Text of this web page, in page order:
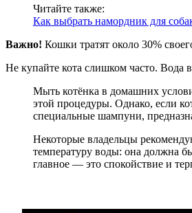
Читайте также:
Как выбрать намордник для
Важно! Кошки тратят около 30%
Не купайте кота слишком часто.
Мыть котёнка в домашних
этой процедуры. Однако, если
специальные шампуни,
Некоторые владельцы
температуру воды: она должна
главное — это спокойствие и